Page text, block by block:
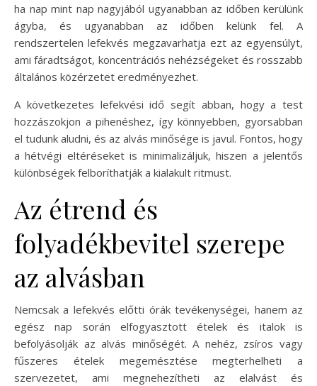
ha nap mint nap nagyjából ugyanabban az időben kerülünk
ágyba, és ugyanabban az időben kelünk fel. A
rendszertelen lefekvés megzavarhatja ezt az egyensúlyt,
ami fáradtságot, koncentrációs nehézségeket és rosszabb
általános közérzetet eredményezhet.
A következetes lefekvési idő segít abban, hogy a test
hozzászokjon a pihenéshez, így könnyebben, gyorsabban
el tudunk aludni, és az alvás minősége is javul. Fontos, hogy
a hétvégi eltéréseket is minimalizáljuk, hiszen a jelentős
különbségek felboríthatják a kialakult ritmust.
Az étrend és
folyadékbevitel szerepe
az alvásban
Nemcsak a lefekvés előtti órák tevékenységei, hanem az
egész nap során elfogyasztott ételek és italok is
befolyásolják az alvás minőségét. A nehéz, zsíros vagy
fűszeres ételek megemésztése megterhelheti a
szervezetet, ami megnehezítheti az elalvást és